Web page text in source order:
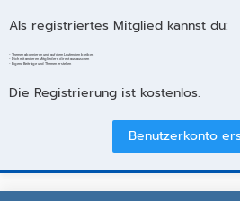
Als registriertes Mitglied kannst du:
- Themen abonnieren und auf dem Laufenden bleiben
- Dich mit anderen Mitgliedern direkt austauschen
- Eigene Beiträge und Themen erstellen
Die Registrierung ist kostenlos.
Benutzerkonto